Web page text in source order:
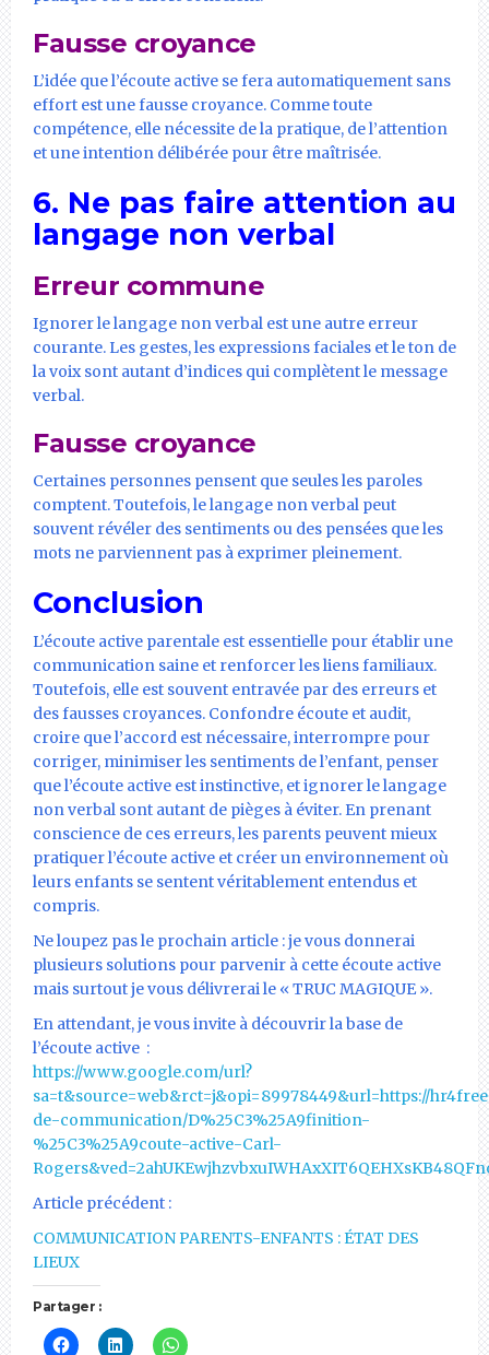
Fausse croyance
L’idée que l’écoute active se fera automatiquement sans
effort est une fausse croyance. Comme toute
compétence, elle nécessite de la pratique, de l’attention
et une intention délibérée pour être maîtrisée.
6. Ne pas faire attention au
langage non verbal
Erreur commune
Ignorer le langage non verbal est une autre erreur
courante. Les gestes, les expressions faciales et le ton de
la voix sont autant d’indices qui complètent le message
verbal.
Fausse croyance
Certaines personnes pensent que seules les paroles
comptent. Toutefois, le langage non verbal peut
souvent révéler des sentiments ou des pensées que les
mots ne parviennent pas à exprimer pleinement.
Conclusion
L’écoute active parentale est essentielle pour établir une
communication saine et renforcer les liens familiaux.
Toutefois, elle est souvent entravée par des erreurs et
des fausses croyances. Confondre écoute et audit,
croire que l’accord est nécessaire, interrompre pour
corriger, minimiser les sentiments de l’enfant, penser
que l’écoute active est instinctive, et ignorer le langage
non verbal sont autant de pièges à éviter. En prenant
conscience de ces erreurs, les parents peuvent mieux
pratiquer l’écoute active et créer un environnement où
leurs enfants se sentent véritablement entendus et
compris.
Ne loupez pas le prochain article : je vous donnerai
plusieurs solutions pour parvenir à cette écoute active
mais surtout je vous délivrerai le « TRUC MAGIQUE ».
En attendant, je vous invite à découvrir la base de
l’écoute active :
https://www.google.com/url?
sa=t&source=web&rct=j&opi=89978449&url=https://
de-communication/D%25C3%25A9finition-
%25C3%25A9coute-active-Carl-
Article précédent :
COMMUNICATION PARENTS-ENFANTS : ÉTAT DES
LIEUX
Partager :